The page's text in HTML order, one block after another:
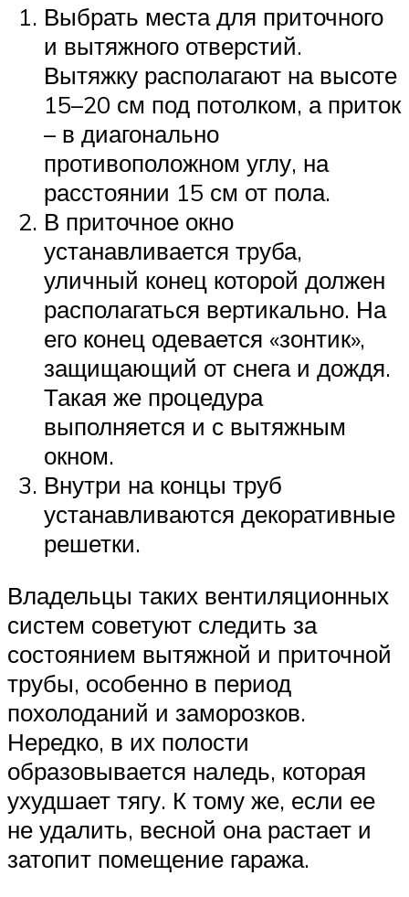
Выбрать места для приточного
и вытяжного отверстий.
Вытяжку располагают на высоте
15–20 см под потолком, а приток
– в диагонально
противоположном углу, на
расстоянии 15 см от пола.
В приточное окно
устанавливается труба,
уличный конец которой должен
располагаться вертикально. На
его конец одевается «зонтик»,
защищающий от снега и дождя.
Такая же процедура
выполняется и с вытяжным
окном.
Внутри на концы труб
устанавливаются декоративные
решетки.
Владельцы таких вентиляционных
систем советуют следить за
состоянием вытяжной и приточной
трубы, особенно в период
похолоданий и заморозков.
Нередко, в их полости
образовывается наледь, которая
ухудшает тягу. К тому же, если ее
не удалить, весной она растает и
затопит помещение гаража.